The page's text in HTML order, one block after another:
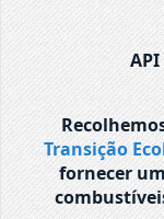
API
Transição
fornecer